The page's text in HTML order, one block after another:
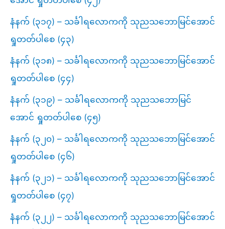
နံနက် (၃၁၇) – သင်္ခါရလောကကို သုညသဘောမြင်အောင်
ရှုတတ်ပါစေ (၄၃)
နံနက် (၃၁၈) – သင်္ခါရလောကကို သုညသဘောမြင်အောင်
ရှုတတ်ပါစေ (၄၄)
နံနက် (၃၁၉) – သင်္ခါရလောကကို သုညသဘောမြင်
အောင် ရှုတတ်ပါစေ (၄၅)
နံနက် (၃၂၀) – သင်္ခါရလောကကို သုညသဘောမြင်အောင်
ရှုတတ်ပါစေ (၄၆)
နံနက် (၃၂၁) – သင်္ခါရလောကကို သုညသဘောမြင်အောင်
ရှုတတ်ပါစေ (၄၇)
နံနက် (၃၂၂) – သင်္ခါရလောကကို သုညသဘောမြင်အောင်